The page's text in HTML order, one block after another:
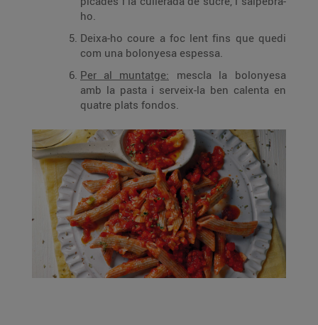
ho.
Deixa-ho coure a foc lent fins que quedi
com una bolonyesa espessa.
Per al muntatge: mescla la bolonyesa
amb la pasta i serveix-la ben calenta en
quatre plats fondos.